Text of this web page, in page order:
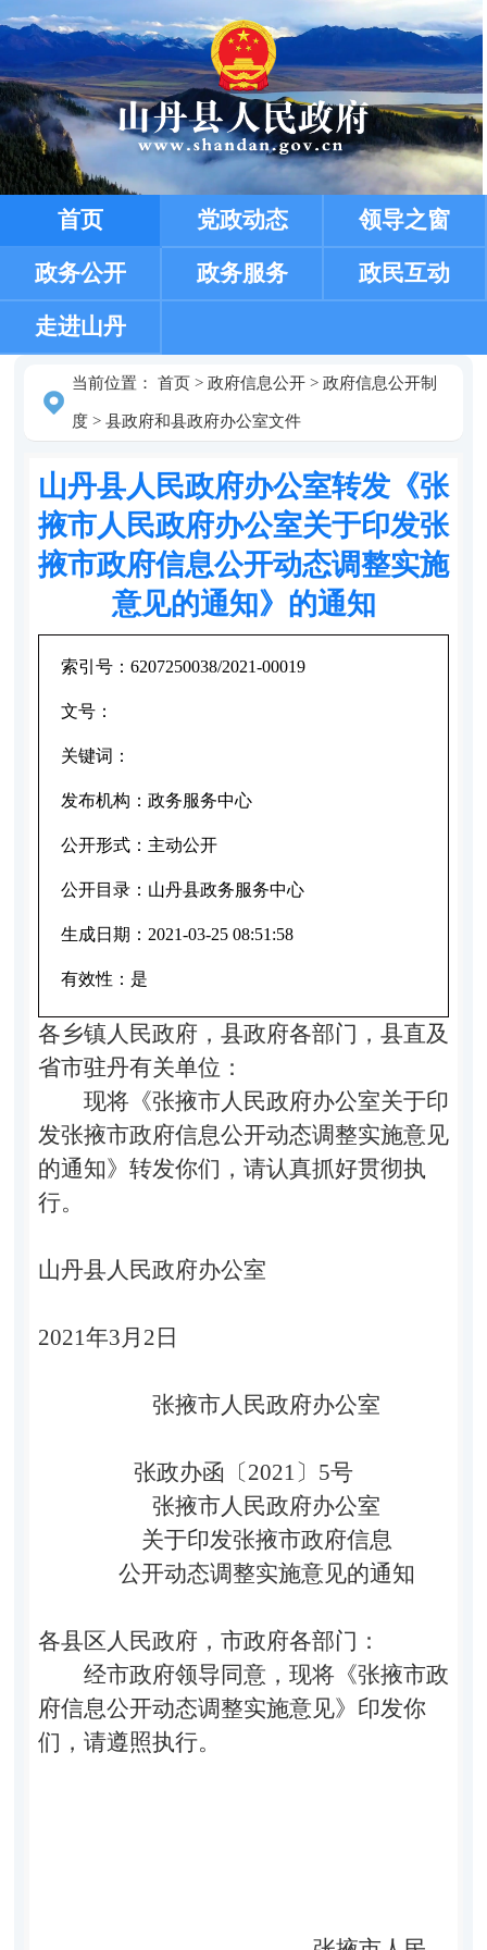
首页 党政动态 领导之窗
政务公开 政务服务 政民互动
走进山丹
当前位置： 首页> 政府信息公开> 政府信息公开制
度> 县政府和县政府办公室文件
山丹县人民政府办公室转发《张
掖市人民政府办公室关于印发张
掖市政府信息公开动态调整实施
意见的通知》的通知
索引号： 6207250038/2021-00019
文号：
关键词：
发布机构： 政务服务中心
公开形式： 主动公开
公开目录： 山丹县政务服务中心
生成日期： 2021-03-25 08:51:58
有效性： 是
各乡镇人民政府，县政府各部门，县直及
省市驻丹有关单位：
现将《张掖市人民政府办公室关于印
发张掖市政府信息公开动态调整实施意见
的通知》转发你们，请认真抓好贯彻执
行。
山丹县人民政府办公室
2021年3月2日
张掖市人民政府办公室
张政办函〔2021 〕 5号
张掖市人民政府办公室
关于印发张掖市政府信息
公开动态调整实施意见的通知
各县区人民政府，市政府各部门：
经市政府领导同意，现将《张掖市政
府信息公开动态调整实施意见》印发你
们，请遵照执行。